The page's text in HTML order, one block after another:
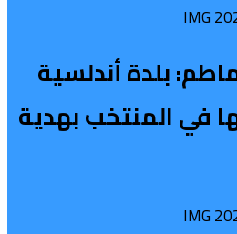
بلدة أندلسية
في المنتخب بهدية